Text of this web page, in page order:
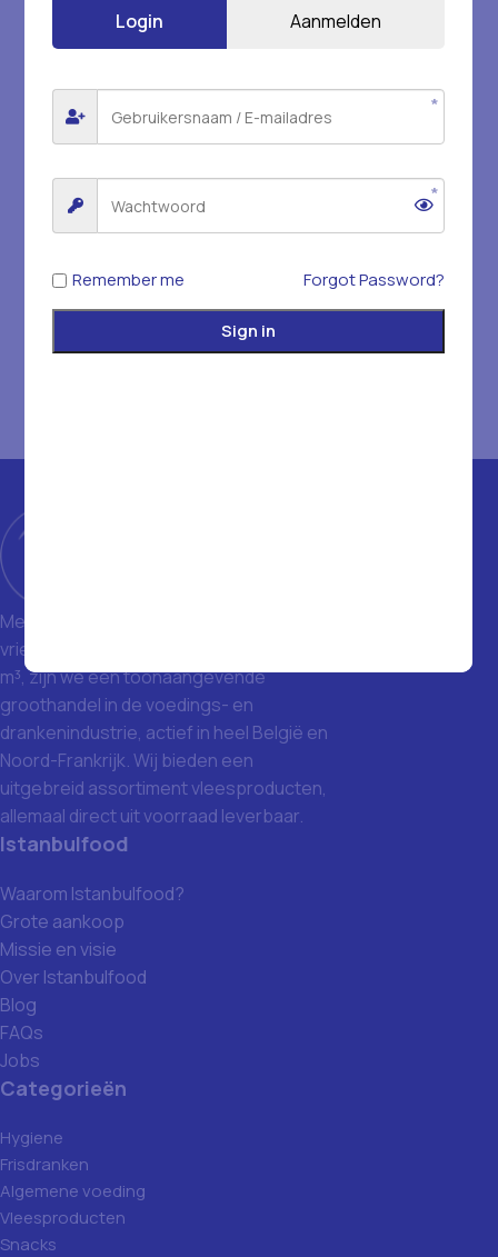
Met een magazijn van 1400 m² en
vriezers met een totale inhoud van 1500
m³, zijn we een toonaangevende
groothandel in de voedings- en
drankenindustrie, actief in heel België en
Noord-Frankrijk. Wij bieden een
uitgebreid assortiment vleesproducten,
allemaal direct uit voorraad leverbaar.
Istanbulfood
Waarom Istanbulfood?
Grote aankoop
Missie en visie
Over Istanbulfood
Blog
FAQs
Jobs
Categorieën
Hygiene
Frisdranken
Algemene voeding
Vleesproducten
Snacks
Login Aanmelden
Remember me Forgot Password?
Sign in